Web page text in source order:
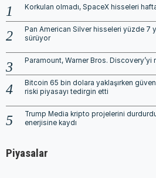
Korkulan olmadı, SpaceX hisseleri
Pan American Silver hisseleri yüzde 7
sürüyor
Paramount, Warner Bros. Discovery’yi
Bitcoin 65 bin dolara yaklaşırken
riski piyasayı tedirgin etti
Trump Media kripto projelerini
enerjisine kaydı
Piyasalar